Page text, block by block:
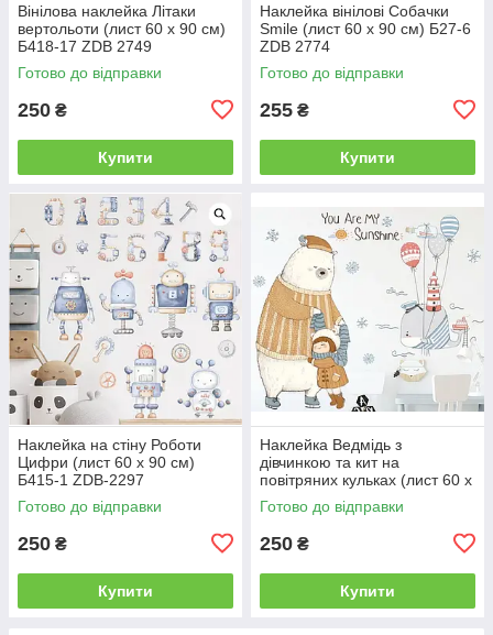
Вінілова наклейка Літаки
вертольоти (лист 60 х 90 см)
Б418-17 ZDB 2749
Готово до відправки
250 ₴
Купити
Наклейка вінілові Собачки
Smile (лист 60 х 90 см) Б27-6
ZDB 2774
Готово до відправки
255 ₴
Купити
Наклейка на стіну Роботи
Цифри (лист 60 х 90 см)
Б415-1 ZDB-2297
Готово до відправки
250 ₴
Купити
Наклейка Ведмідь з
дівчинкою та кит на
повітряних кульках (лист 60 х
85 см) Б146-22 ZDB-2515
Готово до відправки
250 ₴
Купити